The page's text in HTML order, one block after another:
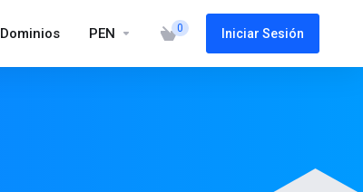
Dominios PEN 0 Iniciar Sesión